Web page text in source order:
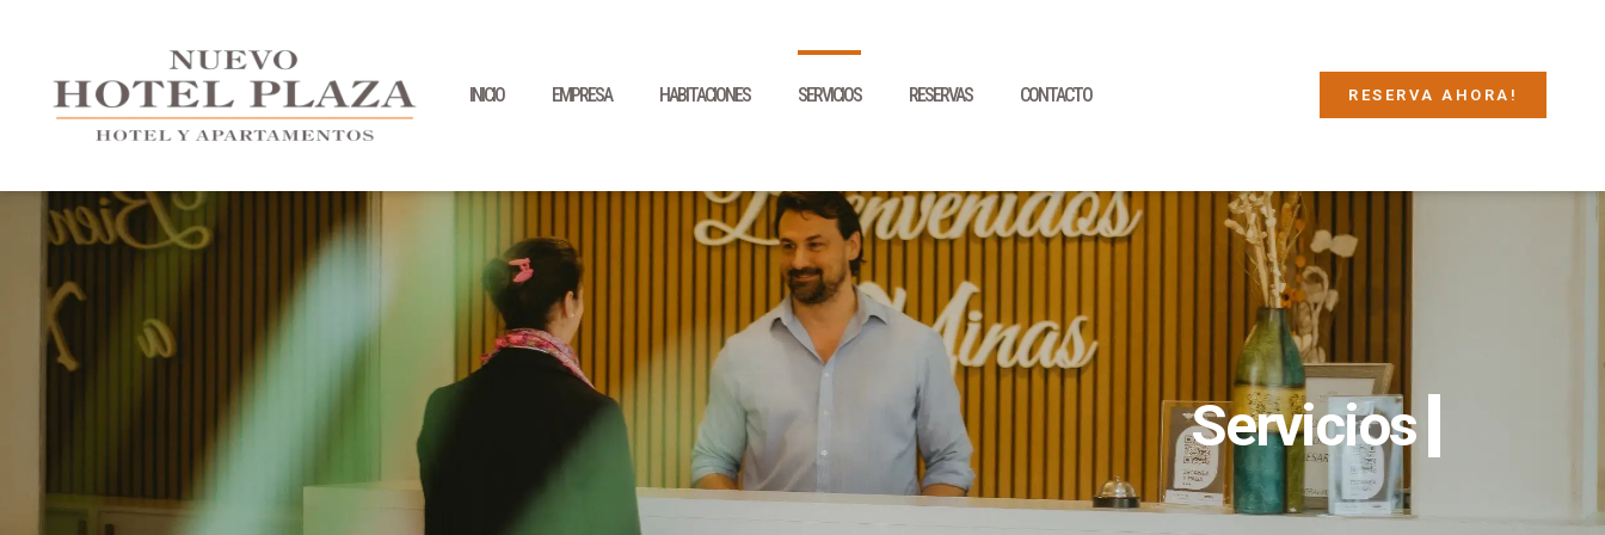
INICIO EMPRESA HABITACIONES SERVICIOS RESERVAS CONTACTO RESERVA AHORA!
Servicios